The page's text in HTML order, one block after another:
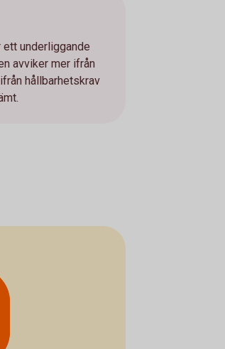
underliggande
avviker mer ifrån
hållbarhetskrav